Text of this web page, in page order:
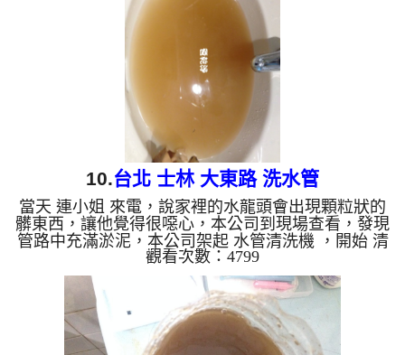
特殊工法處理， 水管清洗 約兩小時後，出水量變
大， 朱先生總算能正常使用熱水了。 清洗水管, 水管
清洗, 洗水管, 熱水管堵塞, 熱水忽冷忽熱...
10.台北 士林 大東路 洗水管
當天 連小姐 來電，說家裡的水龍頭會出現顆粒狀的
髒東西，讓他覺得很噁心，本公司到現場查看，發現
管路中充滿淤泥，本公司架起 水管清洗機 ，開始 清
洗水管 ，泥水從水龍頭狂噴，馬上就掉出一堆髒東
西，像是泡沫紅茶，如下圖及影片，連小姐嚇了一
跳，原來水管裡面這麼髒，每天都用這髒水， 水管
清洗 約兩小時後，出水不在有髒東西， 連小姐能正
常用水了。 清洗水管, 水管清洗, 洗水管, 熱水管堵
塞, 熱水忽冷忽熱, 洗管路, 清管路 ...
觀看次數：4799